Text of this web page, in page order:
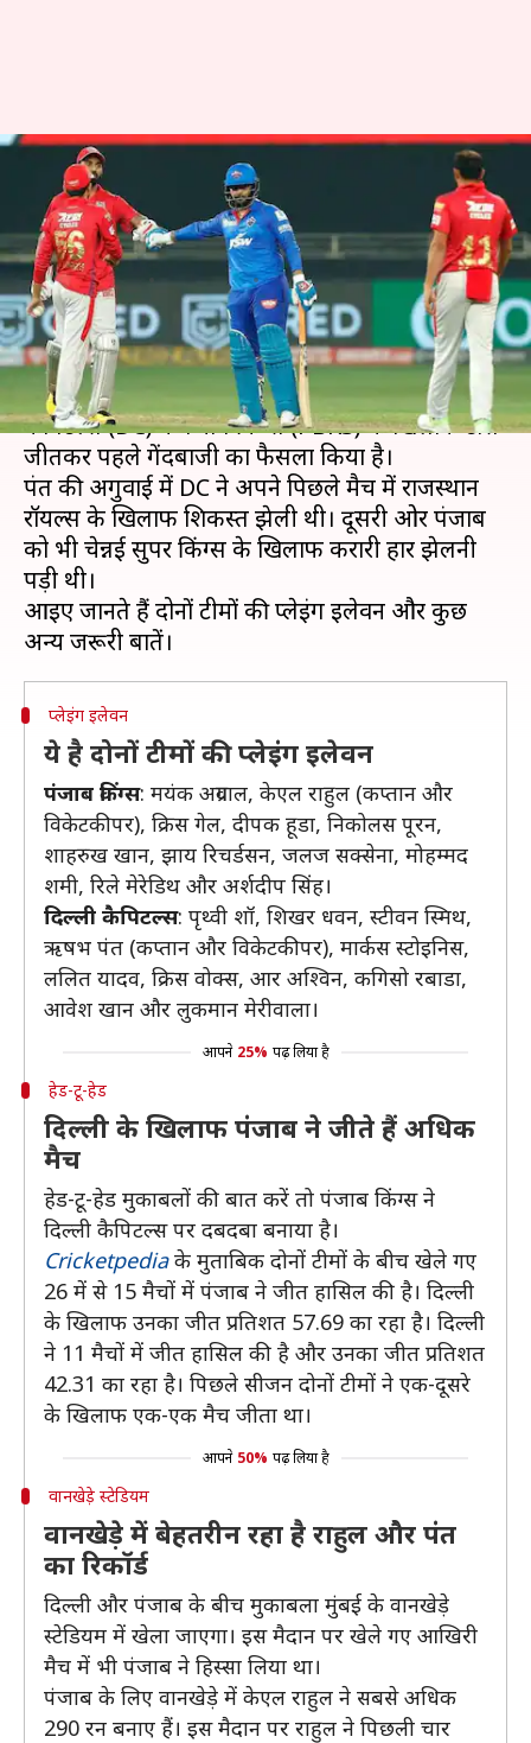
DC बनाम PBKS: टॉस जीतकर
दिल्ली ने लिया पहले गेंदबाजी का
फैसला, जानें प्लेइंग इलेवन
लेखन अंकित पसबोला Apr 18, 2021 07:11 pm
क्या है खबर?
इंडियन प्रीमियर लीग (IPL) 2021 के 11वें मैच में दिल्ली
कैपिटल्स (DC) ने पंजाब किंग्स (PBKS) के खिलाफ टॉस
जीतकर पहले गेंदबाजी का फैसला किया है।
पंत की अगुवाई में DC ने अपने पिछले मैच में राजस्थान
रॉयल्स के खिलाफ शिकस्त झेली थी। दूसरी ओर पंजाब
को भी चेन्नई सुपर किंग्स के खिलाफ करारी हार झेलनी
पड़ी थी।
आइए जानते हैं दोनों टीमों की प्लेइंग इलेवन और कुछ
प्लेइंग इलेवन
ये है दोनों टीमों की प्लेइंग इलेवन
पंजाब किंग्स: मयंक अग्रवाल, केएल राहुल (कप्तान और
विकेटकीपर), क्रिस गेल, दीपक हूडा, निकोलस पूरन,
शाहरुख खान, झाय रिचर्डसन, जलज सक्सेना, मोहम्मद
शमी, रिले मेरेडिथ और अर्शदीप सिंह।
दिल्ली कैपिटल्स: पृथ्वी शॉ, शिखर धवन, स्टीवन स्मिथ,
ऋषभ पंत (कप्तान और विकेटकीपर), मार्कस स्टोइनिस,
ललित यादव, क्रिस वोक्स, आर अश्विन, कगिसो रबाडा,
आवेश खान और लुकमान मेरीवाला।
आपने 25% पढ़ लिया है
हेड-टू-हेड
दिल्ली के खिलाफ पंजाब ने जीते हैं अधिक
मैच
हेड-टू-हेड मुकाबलों की बात करें तो पंजाब किंग्स ने
दिल्ली कैपिटल्स पर दबदबा बनाया है।
Cricketpediaके मुताबिक दोनों टीमों के बीच खेले गए
26 में से 15 मैचों में पंजाब ने जीत हासिल की है। दिल्ली
के खिलाफ उनका जीत प्रतिशत 57.69 का रहा है। दिल्ली
ने 11 मैचों में जीत हासिल की है और उनका जीत प्रतिशत
42.31 का रहा है। पिछले सीजन दोनों टीमों ने एक-दूसरे
के खिलाफ एक-एक मैच जीता था।
आपने 50% पढ़ लिया है
वानखेड़े स्टेडियम
वानखेड़े में बेहतरीन रहा है राहुल और पंत
का रिकॉर्ड
दिल्ली और पंजाब के बीच मुकाबला मुंबई के वानखेड़े
स्टेडियम में खेला जाएगा। इस मैदान पर खेले गए आखिरी
मैच में भी पंजाब ने हिस्सा लिया था।
पंजाब के लिए वानखेड़े में केएल राहुल ने सबसे अधिक
290 रन बनाए हैं। इस मैदान पर राहुल ने पिछली चार